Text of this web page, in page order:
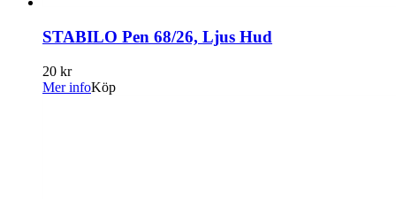
STABILO Pen 68/26, Ljus Hud
20 kr
Mer infoKöp